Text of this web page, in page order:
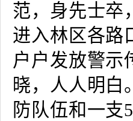
范，身先士卒
进入林区各路
户户发放警示
晓，人人明白
防队伍和一支